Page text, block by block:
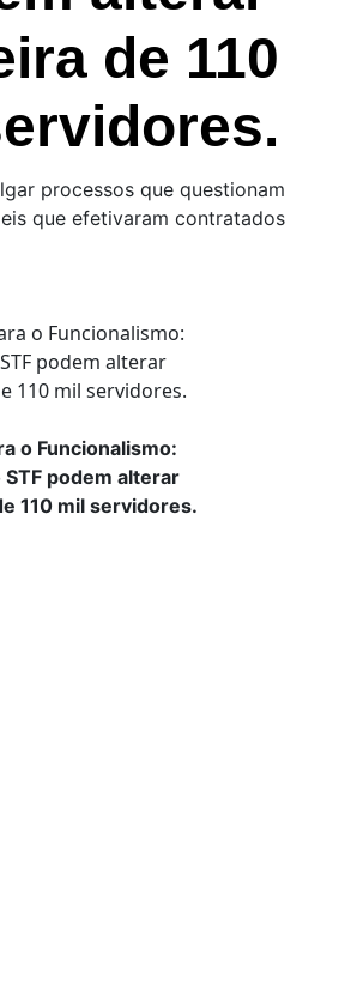
de 110
processos que questionam
que efetivaram contratados
o Funcionalismo:
podem alterar
110 mil servidores.